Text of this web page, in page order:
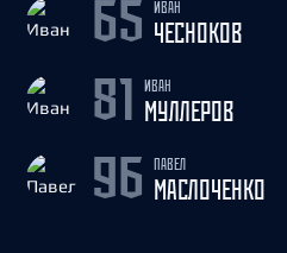
65 ИВАН
ЧЕСНОКОВ
81 ИВАН
МУЛЛЕРОВ
96 ПАВЕЛ
МАСЛОЧЕНКО